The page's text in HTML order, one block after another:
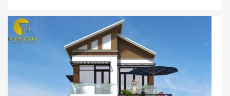
Công
ty
xây
gói